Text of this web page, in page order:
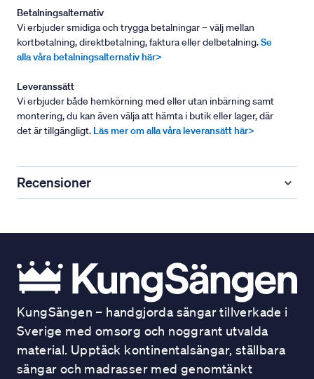
Betalningsalternativ
Vi erbjuder smidiga och trygga betalningar – välj mellan
kortbetalning, direktbetalning, faktura eller delbetalning.Se
alla våra betalningsalternativ här>
Leveranssätt
Vi erbjuder både hemkörning med eller utan inbärning samt
montering, du kan även välja att hämta i butik eller lager, där
det är tillgängligt. Läs mer om alla våra leveransätt här>
Recensioner
KungSängen – handgjorda sängar tillverkade i
Sverige med omsorg och noggrant utvalda
material. Upptäck kontinentalsängar, ställbara
sängar och madrasser med genomtänkt